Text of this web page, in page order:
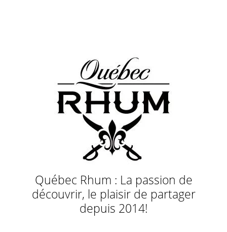
Québec Rhum : La passion de
découvrir, le plaisir de partager
depuis 2014!